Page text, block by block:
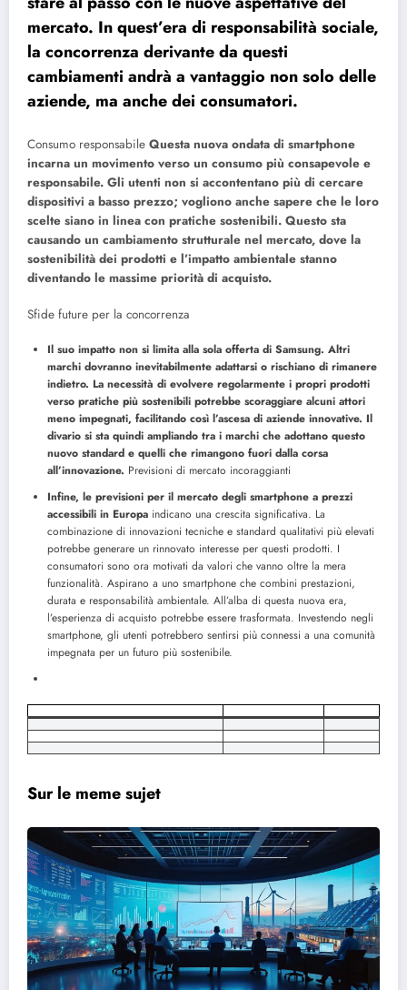
mercato. In quest’era di responsabilità sociale,
la concorrenza derivante da questi
cambiamenti andrà a vantaggio non solo delle
aziende, ma anche dei consumatori.
Consumo responsabile Questa nuova ondata di smartphone
incarna un movimento verso un consumo più consapevole e
responsabile. Gli utenti non si accontentano più di cercare
dispositivi a basso prezzo; vogliono anche sapere che le loro
scelte siano in linea con pratiche sostenibili. Questo sta
causando un cambiamento strutturale nel mercato, dove la
sostenibilità dei prodotti e l’impatto ambientale stanno
diventando le massime priorità di acquisto.
Sfide future per la concorrenza
Il suo impatto non si limita alla sola offerta di Samsung. Altri
marchi dovranno inevitabilmente adattarsi o rischiano di rimanere
indietro. La necessità di evolvere regolarmente i propri prodotti
verso pratiche più sostenibili potrebbe scoraggiare alcuni attori
meno impegnati, facilitando così l’ascesa di aziende innovative. Il
divario si sta quindi ampliando tra i marchi che adottano questo
nuovo standard e quelli che rimangono fuori dalla corsa
all’innovazione. Previsioni di mercato incoraggianti
Infine, le previsioni per il mercato degli smartphone a prezzi
accessibili in Europa indicano una crescita significativa. La
combinazione di innovazioni tecniche e standard qualitativi più elevati
potrebbe generare un rinnovato interesse per questi prodotti. I
consumatori sono ora motivati ​​da valori che vanno oltre la mera
funzionalità. Aspirano a uno smartphone che combini prestazioni,
durata e responsabilità ambientale. All’alba di questa nuova era,
l’esperienza di acquisto potrebbe essere trasformata. Investendo negli
smartphone, gli utenti potrebbero sentirsi più connessi a una comunità
impegnata per un futuro più sostenibile.
Sur le meme sujet